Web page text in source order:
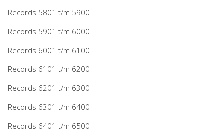
Records 5801 t/m 5900
Records 5901 t/m 6000
Records 6001 t/m 6100
Records 6101 t/m 6200
Records 6201 t/m 6300
Records 6301 t/m 6400
Records 6401 t/m 6500